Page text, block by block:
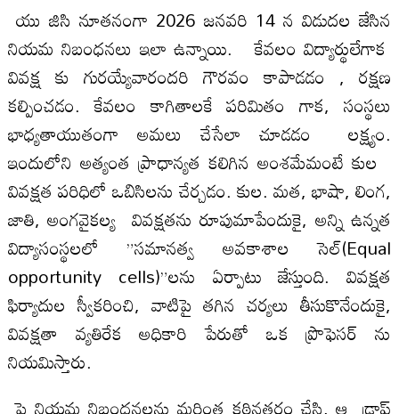
యు జిసి నూతనంగా 2026 జనవరి 14 న విడుదల జేసిన
నియమ నిబంధ‌న‌లు ఇలా ఉన్నాయి. కేవలం విద్యార్థులేగాక
వివక్ష కు గురయ్యేవారందరి గౌరవం కాపాడడం , రక్షణ
కల్పించడం. కేవలం కాగితాలకే పరిమితం గాక, సంస్థలు
భాధ్యతాయుతంగా అమలు చేసేలా చూడడం లక్ష్యం.
ఇందులోని అత్యంత ప్రాధాన్యత కలిగిన అంశమేమంటే కుల
వివక్షత పరిధిలో ఒబిసిలను చేర్చడం. కుల. మత, భాషా, లింగ,
జాతి, అంగవైకల్య వివక్షతను రూపుమాపేందుకై, అన్ని ఉన్నత
విద్యాసంస్థలలో ”సమానత్వ అవకాశాల సెల్(Equal
opportunity cells)”లను ఏర్పాటు జేస్తుంది. వివక్షత
ఫిర్యాదుల స్వీకరించి, వాటిపై తగిన చర్యలు తీసుకొనేందుకై,
వివక్షతా వ్యతిరేక అధికారి పేరుతో ఒక ప్రొఫెసర్ ను
నియమిస్తారు.